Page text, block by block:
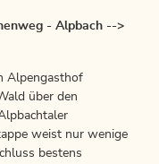
- Alpbach -->
Alpengasthof
über den
weist nur wenige
bestens